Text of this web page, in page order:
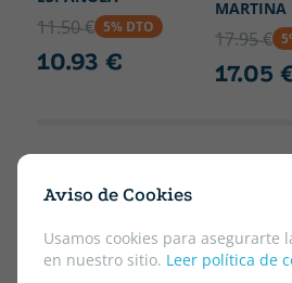
Aviso de Cookies
Usamos cookies para asegurarte
en nuestro sitio. Leer política de
11.50 € 5% DTO
10.93 €
MARTINA
17.95 €
17.05